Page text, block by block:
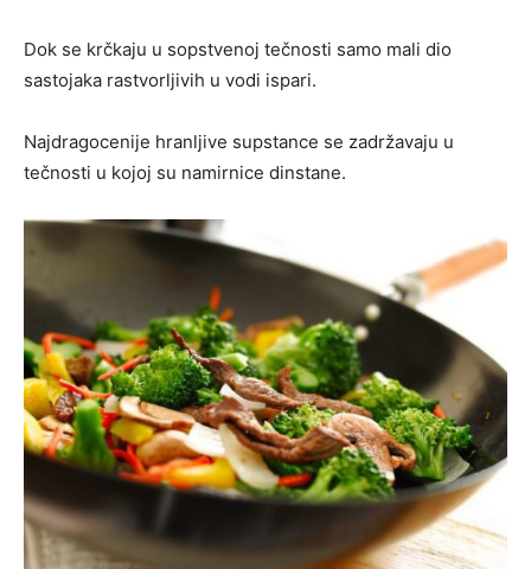
Dok se krčkaju u sopstvenoj tečnosti samo mali dio
sastojaka rastvorljivih u vodi ispari.
Najdragocenije hranljive supstance se zadržavaju u
tečnosti u kojoj su namirnice dinstane.